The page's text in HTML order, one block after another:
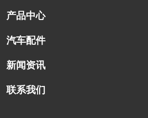
公司简介
合作案例
产品中心
猛士特种车系列
东风六驱卡车
东风专用车
汽车配件
军车配件
新闻资讯
行业资讯
联系我们